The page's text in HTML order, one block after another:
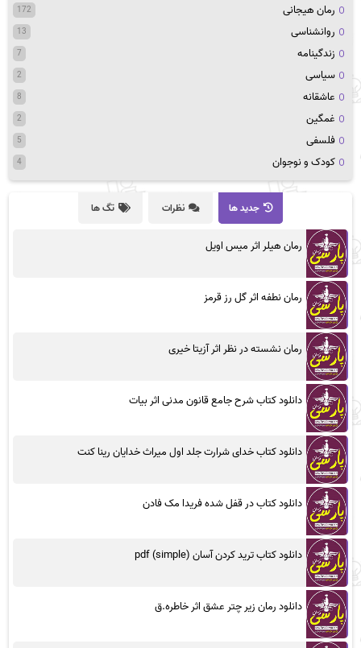
رمان هیجانی 172
روانشناسی 13
زندگینامه 7
سیاسی 2
عاشقانه 8
غمگین 2
فلسفی 5
کودک و نوجوان 4
جدید ها نظرات تگ ها
رمان هیلر اثر میس اویل
رمان نطفه اثر گل رز قرمز
رمان نشسته در نظر اثر آزیتا خیری
دانلود کتاب شرح جامع قانون مدنی اثر بیات
دانلود کتاب خدای شرارت جلد اول میراث خدایان رینا کنت
دانلود کتاب در قفل شده فریدا مک فادن
دانلود کتاب ترید کردن آسان (simple) pdf
دانلود رمان زیر چتر عشق اثر خاطره.ق